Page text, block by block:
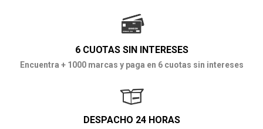
6 CUOTAS SIN INTERESES
Encuentra + 1000 marcas y paga en 6 cuotas sin intereses
DESPACHO 24 HORAS